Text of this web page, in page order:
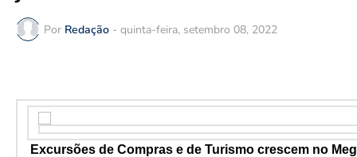
Por Redação - quinta-feira, setembro 08, 2022
Excursões de Compras e de Turismo crescem no